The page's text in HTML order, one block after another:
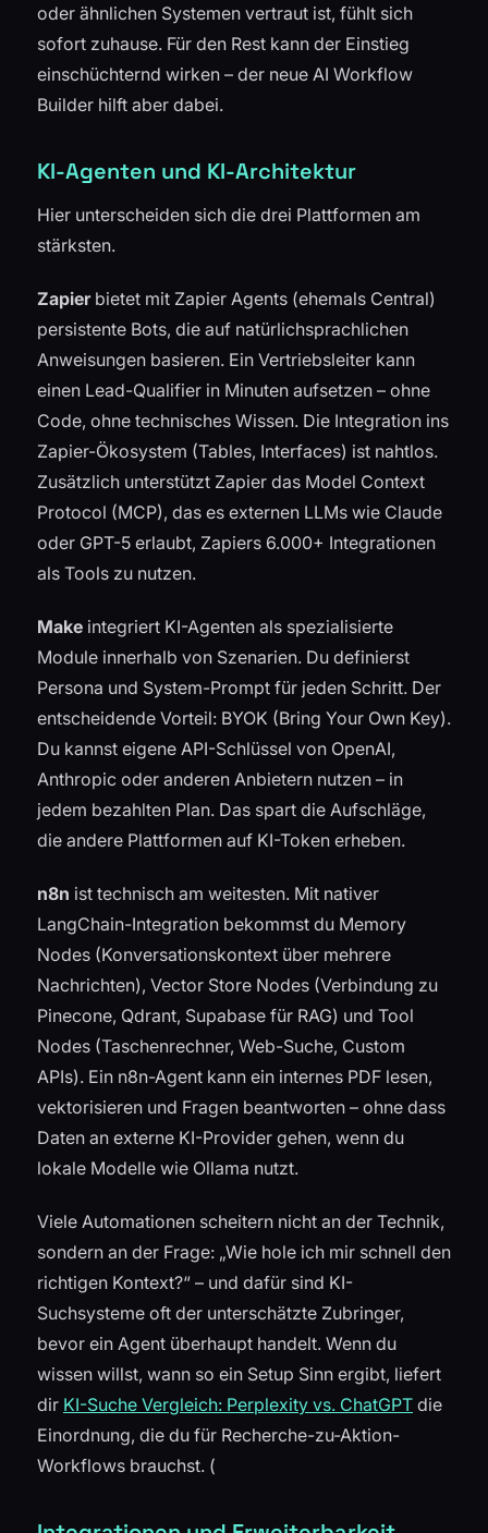
oder ähnlichen Systemen vertraut ist, fühlt sich
sofort zuhause. Für den Rest kann der Einstieg
einschüchternd wirken – der neue AI Workflow
Builder hilft aber dabei.
KI-Agenten und KI-Architektur
Hier unterscheiden sich die drei Plattformen am
stärksten.
Zapierbietet mit Zapier Agents (ehemals Central)
persistente Bots, die auf natürlichsprachlichen
Anweisungen basieren. Ein Vertriebsleiter kann
einen Lead-Qualifier in Minuten aufsetzen – ohne
Code, ohne technisches Wissen. Die Integration ins
Zapier-Ökosystem (Tables, Interfaces) ist nahtlos.
Zusätzlich unterstützt Zapier das Model Context
Protocol (MCP), das es externen LLMs wie Claude
oder GPT-5 erlaubt, Zapiers 6.000+ Integrationen
als Tools zu nutzen.
Make integriert KI-Agenten als spezialisierte
Module innerhalb von Szenarien. Du definierst
Persona und System-Prompt für jeden Schritt. Der
entscheidende Vorteil: BYOK (Bring Your Own Key).
Du kannst eigene API-Schlüssel von OpenAI,
Anthropic oder anderen Anbietern nutzen – in
jedem bezahlten Plan. Das spart die Aufschläge,
die andere Plattformen auf KI-Token erheben.
n8n ist technisch am weitesten. Mit nativer
LangChain-Integration bekommst du Memory
Nodes (Konversationskontext über mehrere
Nachrichten), Vector Store Nodes (Verbindung zu
Pinecone, Qdrant, Supabase für RAG) und Tool
Nodes (Taschenrechner, Web-Suche, Custom
APIs). Ein n8n-Agent kann ein internes PDF lesen,
vektorisieren und Fragen beantworten – ohne dass
Daten an externe KI-Provider gehen, wenn du
lokale Modelle wie Ollama nutzt.
Viele Automationen scheitern nicht an der Technik,
sondern an der Frage: „Wie hole ich mir schnell den
richtigen Kontext?“ – und dafür sind KI-
Suchsysteme oft der unterschätzte Zubringer,
bevor ein Agent überhaupt handelt. Wenn du
wissen willst, wann so ein Setup Sinn ergibt, liefert
dir KI-Suche Vergleich: Perplexity vs. ChatGPT die
Einordnung, die du für Recherche-zu-Aktion-
Workflows brauchst. (